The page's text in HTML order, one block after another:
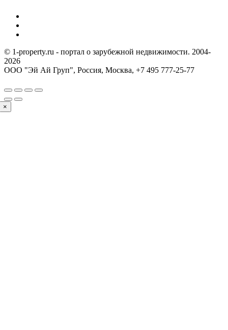
© 1-property.ru - портал о зарубежной недвижимости. 2004-
2026
ООО "Эй Ай Груп", Россия, Москва, +7 495 777-25-77
×